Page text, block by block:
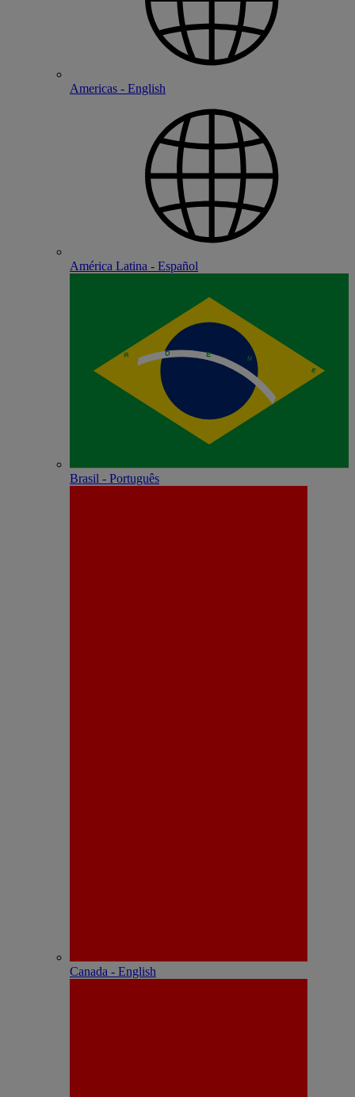
Americas - English
América Latina - Español
Brasil - Português
Canada - English